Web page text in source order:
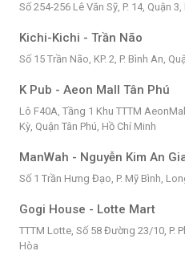
Số 254-256 Lê Văn Sỹ, P. 14, Quận
Kichi-Kichi - Trần Não
Số 15 Trần Não, KP. 2, P. Bình An,
K Pub - Aeon Mall Tân Phú
Lô F40A, Tầng 1 Khu TTTM
Kỳ, Quận Tân Phú, Hồ Chí Minh
ManWah - Nguyễn Kim An
Số 1 Trần Hưng Đạo, P. Mỹ Bình,
Gogi House - Lotte Mart
TTTM Lotte, Số 58 Đường 23/10, P.
Hòa